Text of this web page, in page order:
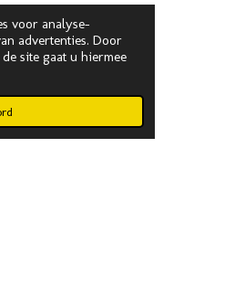
voor analyse-
advertenties. Door
site gaat u hiermee